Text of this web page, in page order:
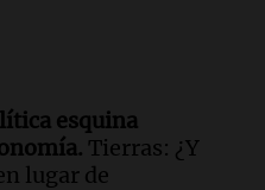
esquina
Tierras: ¿Y
lugar de